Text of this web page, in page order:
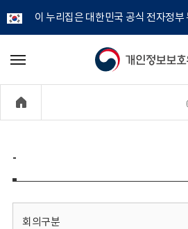
이 누리집은 대한민국 공식 전자정부
개
정
보
메
기
-
회의구분